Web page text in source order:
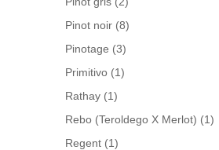
Pinot noir (8)
Pinotage (3)
Primitivo (1)
Rathay (1)
Rebo (Teroldego X Merlot) (1)
Regent (1)